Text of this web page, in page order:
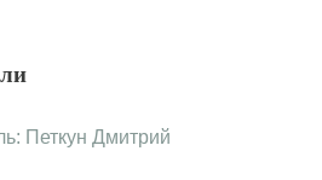
Петкун Дмитрий